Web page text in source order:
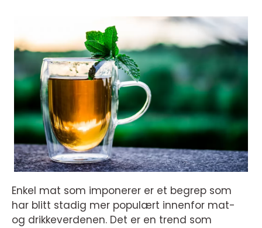
Enkel mat som imponerer er et begrep som
har blitt stadig mer populært innenfor mat-
og drikkeverdenen. Det er en trend som